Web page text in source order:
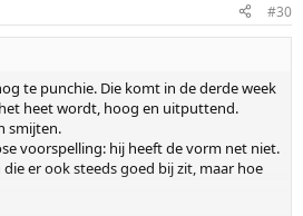
#30
te punchie. Die komt in de derde week
heet wordt, hoog en uitputtend.
smijten.
voorspelling: hij heeft de vorm net niet.
er ook steeds goed bij zit, maar hoe